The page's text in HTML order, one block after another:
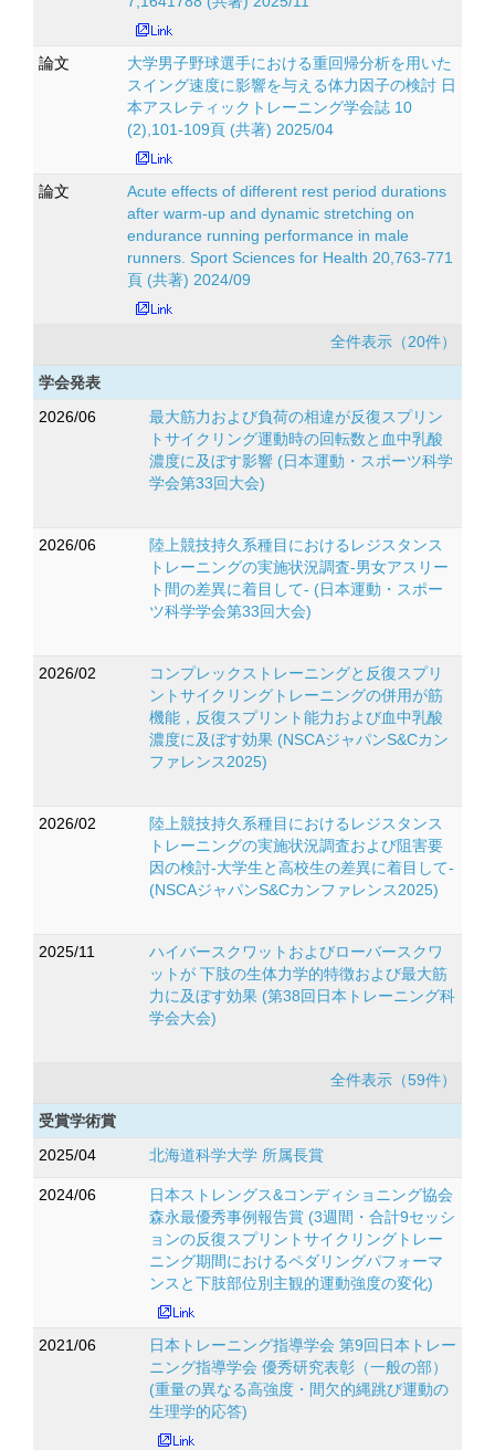
論文
大学男子野球選手における重回帰分析を用いた
スイング速度に影響を与える体力因子の検討 日
本アスレティックトレーニング学会誌 10
(2),101-109頁 (共著) 2025/04
論文
Acute effects of different rest period durations
after warm-up and dynamic stretching on
endurance running performance in male
runners. Sport Sciences for Health 20,763-771
頁 (共著) 2024/09
全件表示（20件）
学会発表
2026/06
最大筋力および負荷の相違が反復スプリン
トサイクリング運動時の回転数と血中乳酸
濃度に及ぼす影響 (日本運動・スポーツ科学
学会第33回大会)
2026/06
陸上競技持久系種目におけるレジスタンス
トレーニングの実施状況調査-男女アスリー
ト間の差異に着目して- (日本運動・スポー
ツ科学学会第33回大会)
2026/02
コンプレックストレーニングと反復スプリ
ントサイクリングトレーニングの併用が筋
機能，反復スプリント能力および血中乳酸
濃度に及ぼす効果 (NSCAジャパンS&Cカン
ファレンス2025)
2026/02
陸上競技持久系種目におけるレジスタンス
トレーニングの実施状況調査および阻害要
因の検討-大学生と高校生の差異に着目して-
(NSCAジャパンS&Cカンファレンス2025)
2025/11
ハイバースクワットおよびローバースクワ
ットが 下肢の生体力学的特徴および最大筋
力に及ぼす効果 (第38回日本トレーニング科
学会大会)
全件表示（59件）
受賞学術賞
2025/04
北海道科学大学 所属長賞
2024/06
日本ストレングス&コンディショニング協会
森永最優秀事例報告賞 (3週間・合計9セッシ
ョンの反復スプリントサイクリングトレー
ニング期間におけるペダリングパフォーマ
ンスと下肢部位別主観的運動強度の変化)
2021/06
日本トレーニング指導学会 第9回日本トレー
ニング指導学会 優秀研究表彰（一般の部）
(重量の異なる高強度・間欠的縄跳び運動の
生理学的応答)